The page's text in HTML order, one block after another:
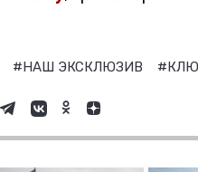
#НАШ ЭКСКЛЮЗИВ